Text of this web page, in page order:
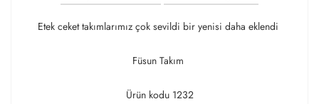
Etek ceket takımlarımız çok sevildi bir yenisi daha eklendi
Füsun Takım
Ürün kodu 1232